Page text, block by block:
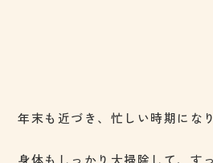
年末も近づき、忙しい時期にな
身体もしっかり大掃除して、す